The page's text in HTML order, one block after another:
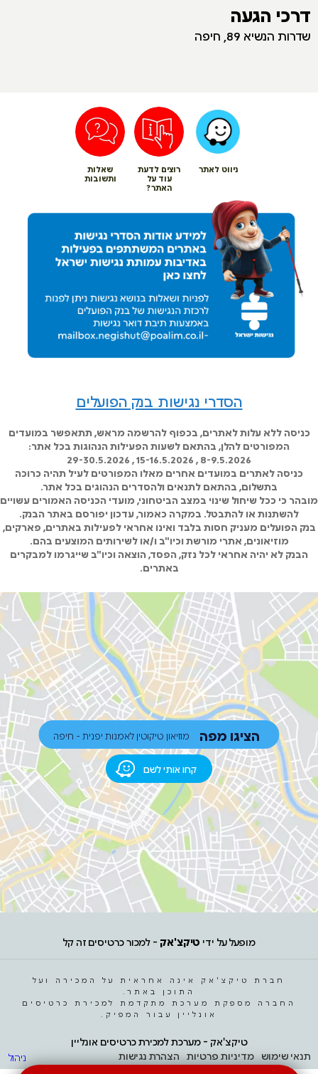
דרכי הגעה
שדרות הנשיא 89, חיפה
ניווט לאתר
רוצים לדעת
עוד על
האתר?
שאלות
ותשובות
הסדרי נגישות בנק הפועלים
כניסה ללא עלות לאתרים, בכפוף להרשמה מראש, תתאפשר במועדים
המפורטים להלן, בהתאם לשעות הפעילות הנהוגות בכל אתר:
8-9.5.2026 , 15-16.5.2026 , 29-30.5.2026
כניסה לאתרים במועדים אחרים מאלו המפורטים לעיל תהיה כרוכה
בתשלום, בהתאם לתנאים ולהסדרים הנהוגים בכל אתר.
מובהר כי ככל שיחול שינוי במצב הביטחוני, מועדי הכניסה האמורים עשויים
להשתנות או להתבטל. במקרה כאמור, עדכון יפורסם באתר הבנק.
בנק הפועלים מעניק חסות בלבד ואינו אחראי לפעילות באתרים, פארקים,
מוזיאונים, אתרי מורשת וכיו"ב ו/או לשירותים המוצעים בהם.
הבנק לא יהיה אחראי לכל נזק, הפסד, הוצאה וכיו"ב שייגרמו למבקרים
באתרים.
קחו אותי לשם
הציגו מפה מוזיאון טיקוטין לאמנות יפנית - חיפה
מופעל על ידי טיקצ'אק - למכור כרטיסים זה קל
חברת טיקצ'אק אינה אחראית על המכירה ועל
התוכן באתר.
החברה מספקת מערכת מתקדמת למכירת כרטיסים
אונליין עבור המפיק.
ניהול
טיקצ'אק - מערכת למכירת כרטיסים אונליין
תנאי שימוש מדיניות פרטיות הצהרת נגישות